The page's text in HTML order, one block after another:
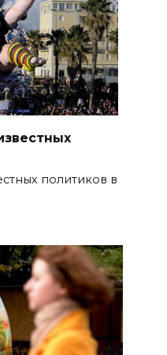
политиков в